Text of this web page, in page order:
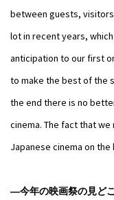
between guests,
lot in recent years,
anticipation to our first
to make the best of the
the end there is no
cinema. The fact that
Japanese cinema on
―今年の映画祭の見ど